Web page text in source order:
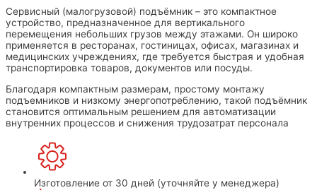
Сервисный (малогрузовой) подъёмник – это компактное
устройство, предназначенное для вертикального
перемещения небольших грузов между этажами. Он широко
применяется в ресторанах, гостиницах, офисах, магазинах и
медицинских учреждениях, где требуется быстрая и удобная
транспортировка товаров, документов или посуды.
Благодаря компактным размерам, простому монтажу
подъемников и низкому энергопотреблению, такой подъёмник
становится оптимальным решением для автоматизации
внутренних процессов и снижения трудозатрат персонала
Изготовление от 30 дней (уточняйте у менеджера)